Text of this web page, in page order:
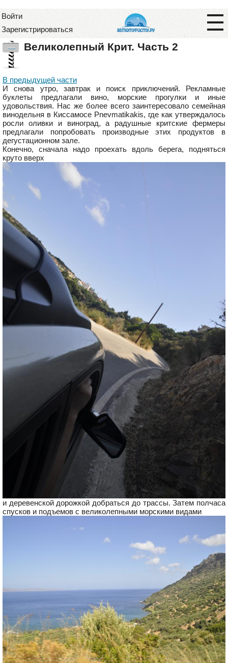
Войти
Зарегистрироваться
— Великолепный Крит. Часть 2
В предыдущей части
И снова утро, завтрак и поиск приключений. Рекламные
буклеты предлагали вино, морские прогулки и иные
удовольствия. Нас же более всего заинтересовало семейная
винодельня в Киссамосе Pnevmatikakis, где как утверждалось
росли оливки и виноград, а радушные критские фермеры
предлагали попробовать производные этих продуктов в
дегустационном зале.
Конечно, сначала надо проехать вдоль берега, подняться
круто вверх
и деревенской дорожкой добраться до трассы. Затем полчаса
спусков и подъемов с великолепными морскими видами